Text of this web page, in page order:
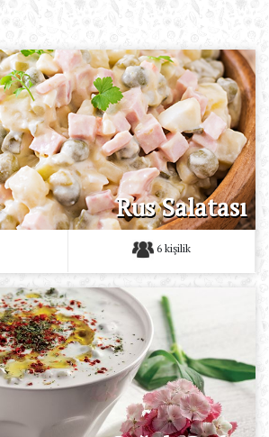
Rus Salatası
6 kişilik